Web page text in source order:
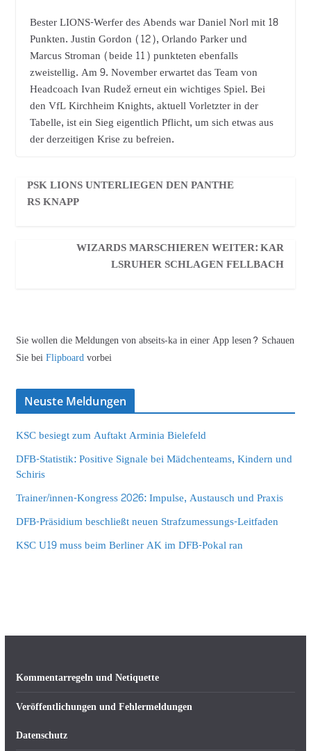
Bester LIONS-Werfer des Abends war Daniel Norl mit 18
Punkten. Justin Gordon (12), Orlando Parker und
Marcus Stroman (beide 11) punkteten ebenfalls
zweistellig. Am 9. November erwartet das Team von
Headcoach Ivan Rudež erneut ein wichtiges Spiel. Bei
den VfL Kirchheim Knights, aktuell Vorletzter in der
Tabelle, ist ein Sieg eigentlich Pflicht, um sich etwas aus
der derzeitigen Krise zu befreien.
PSK LIONS UNTERLIEGEN DEN PANTHE
RS KNAPP
WIZARDS MARSCHIEREN WEITER: KAR
LSRUHER SCHLAGEN FELLBACH
Sie wollen die Meldungen von abseits-ka in einer App lesen? Schauen
Sie beiFlipboardvorbei
Neuste Meldungen
KSC besiegt zum Auftakt Arminia Bielefeld
DFB-Statistik: Positive Signale bei Mädchenteams, Kindern und
Schiris
Trainer/innen-Kongress 2026: Impulse, Austausch und Praxis
DFB-Präsidium beschließt neuen Strafzumessungs-Leitfaden
KSC U19 muss beim Berliner AK im DFB-Pokal ran
Kommentarregeln und Netiquette
Veröffentlichungen und Fehlermeldungen
Datenschutz